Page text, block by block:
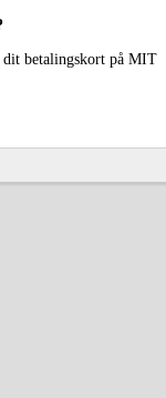
dit betalingskort på MIT